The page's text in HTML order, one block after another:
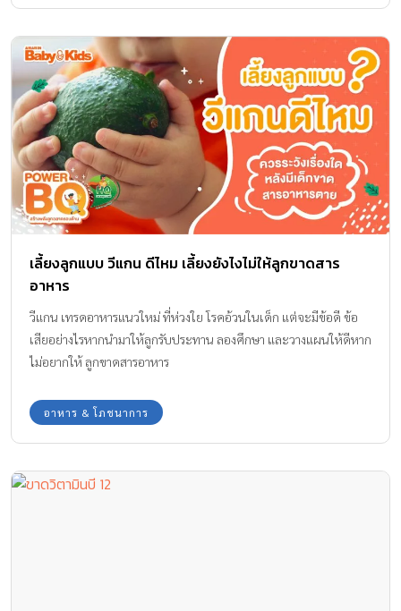
แรง จนส่งผลออกมาภายนอก ช่วยทำให้ผม ผิวพรรณ หน้าตาสดใส
กระดูกไม่พรุน มีสายตาดี เป็นต้น ล้วนมาจากโภชนาการสารอาหารที่รับ
ประทานเข้าไปส่วนหนึ่ง บวกกับการได้นอนหลับพักผ่อนอย่างเพียงพอ
สำหรับคุณแม่ตั้งครรภ์ อาหารที่รับประทานในแต่ละวัน แต่ละมื้อ ควร
ต้องเป็นอาหารที่ปรุงสุก สดใหม่จากวัตถุดิบที่สะอาด ปลอดภัย และก็
ต้องครบคุณค่าสารอาหาร 5 หมู่ด้วยนะคะ และนอกจากอาหารมื้อหลัก
แล้ว คุณแม่ยังสามารถเพิ่มเติมระหว่างวัน หรือระหว่างมื้ออาหาร ด้วย
เครื่องดื่มเพื่อสุขภาพ นั่นก็คือ บาลานซ์ น้ำนมข้าวออร์แกนิก จากใจเลย
ค่ะ เป็นเครื่องดื่มที่ดีกับสุขภาพคุณแม่ท้องมาก ๆ […]
เลี้ยงลูกแบบ วีแกน ดีไหม เลี้ยงยังไงไม่ให้ลูกขาดสาร
อาหาร
วีแกน เทรดอาหารแนวใหม่ ที่ห่วงใย โรคอ้วนในเด็ก แต่จะมีข้อดี ข้อ
เสียอย่างไรหากนำมาให้ลูกรับประทาน ลองศึกษา และวางแผนให้ดีหาก
ไม่อยากให้ ลูกขาดสารอาหาร
อาหาร & โภชนาการ